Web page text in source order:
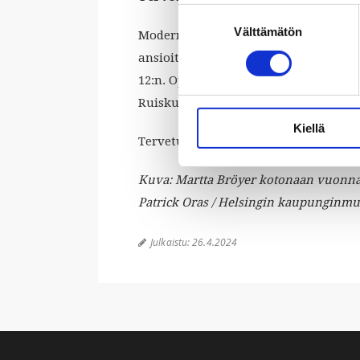
valinta
Välttämätön
Kiellä
Modernin tanssin pioneereihin
ansioitui myös kulttuuriperinnön
12:n. Opastus tutustuttaa
Ruiskumestarin talossa, jonka
Tervetuloa mukaan!
Kuva: Martta Bröyer kotonaan
Patrick Oras / Helsingin
 Julkaistu:26.4.2024